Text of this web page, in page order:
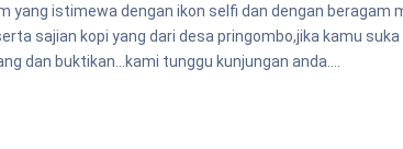
yang istimewa dengan ikon selfi dan dengan beragam
sajian kopi yang dari desa pringombo,jika kamu
dan buktikan...kami tunggu kunjungan anda....